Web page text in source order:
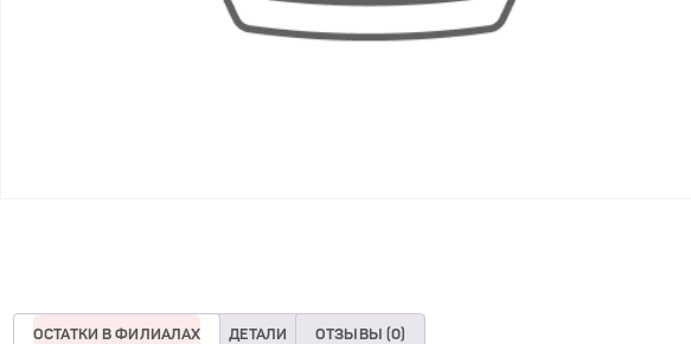
ОСТАТКИ В ФИЛИАЛАХ ДЕТАЛИ ОТЗЫВЫ (0)